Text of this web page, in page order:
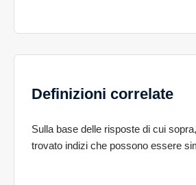
Definizioni correlate
Sulla base delle risposte di cui
trovato indizi che possono essere